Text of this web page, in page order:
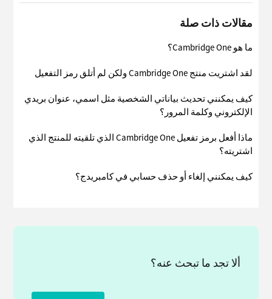
مقالات ذات صلة
ما هو Cambridge One؟
لقد اشتريت منتج Cambridge One ولكن لم أتلق رمز التفعيل
كيف يمكنني تحديث بياناتي الشخصية مثل اسمي، عنوان بريدي
الإلكتروني وكلمة المرور؟
ماذا أفعل برمز تفعيل Cambridge One الذي تلقيته للمنتج الذي
اشتريته؟
كيف يمكنني إلغاء أو حذف حسابي في كامبريدج؟
ألا تجد ما تبحث عنه؟